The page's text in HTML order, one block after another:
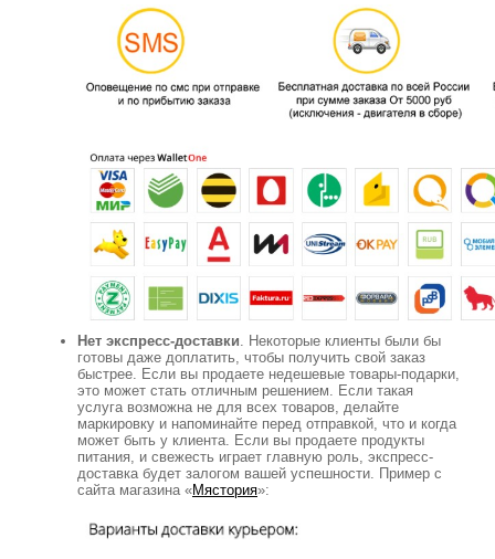
Нет экспресс-доставки . Некоторые клиенты были бы
готовы даже доплатить, чтобы получить свой заказ
быстрее. Если вы продаете недешевые товары-подарки,
это может стать отличным решением. Если такая
услуга возможна не для всех товаров, делайте
маркировку и напоминайте перед отправкой, что и когда
может быть у клиента. Если вы продаете продукты
питания, и свежесть играет главную роль, экспресс-
доставка будет залогом вашей успешности. Пример с
сайта магазина «Мястория»: